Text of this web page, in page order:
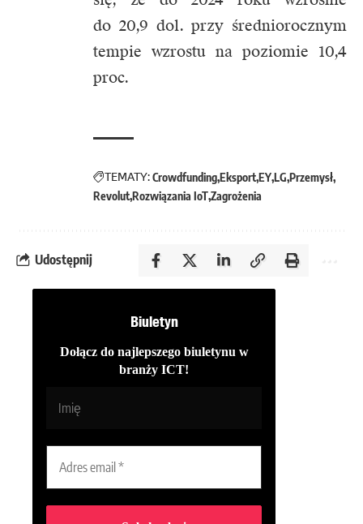
do 20,9 dol. przy średniorocznym
tempie wzrostu na poziomie 10,4
proc.
TEMATY:CrowdfundingEksportEYLG Przemysł
RevolutRozwiązania IoTZagrożenia
Udostępnij
Biuletyn
Dołącz do najlepszego biuletynu w
branży ICT!